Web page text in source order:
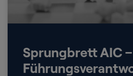
Sprungbrett AIC –